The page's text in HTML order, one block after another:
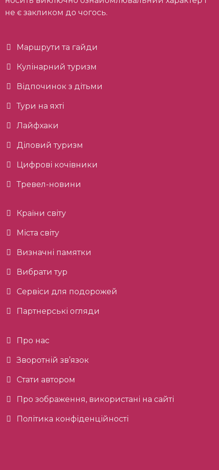
не є закликом до чогось.
Маршрути та гайди
Кулінарний туризм
Відпочинок з дітьми
Тури на яхті
Лайфхаки
Діловий туризм
Цифрові кочівники
Тревел-новини
Країни світу
Міста світу
Визначні памятки
Вибрати тур
Сервіси для подорожей
Партнерські огляди
Про нас
Зворотній зв’язок
Стати автором
Про зображення, використані на сайті
Політика конфіденційності